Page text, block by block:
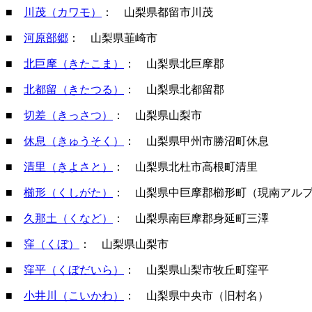
■ 川茂（カワモ） ： 山梨県都留市川茂
■ 河原部郷 ： 山梨県韮崎市
■ 北巨摩（きたこま） ： 山梨県北巨摩郡
■ 北都留（きたつる） ： 山梨県北都留郡
■ 切差（きっさつ） ： 山梨県山梨市
■ 休息（きゅうそく） ： 山梨県甲州市勝沼町休息
■ 清里（きよさと） ： 山梨県北杜市高根町清里
■ 櫛形（くしがた） ： 山梨県中巨摩郡櫛形町（現南アル
■ 久那土（くなど） ： 山梨県南巨摩郡身延町三澤
■ 窪（くぼ） ： 山梨県山梨市
■ 窪平（くぼだいら） ： 山梨県山梨市牧丘町窪平
■ 小井川（こいかわ） ： 山梨県中央市（旧村名）